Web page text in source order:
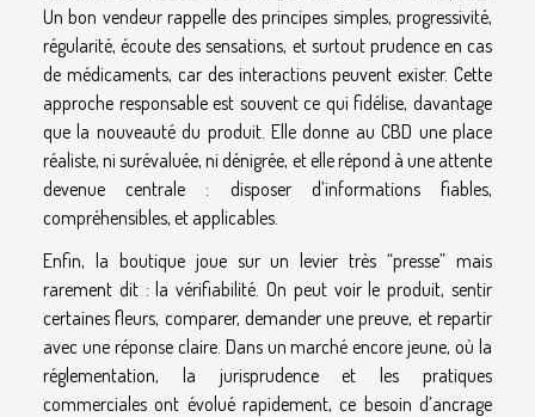
Un bon vendeur rappelle des principes simples, progressivité,
régularité, écoute des sensations, et surtout prudence en cas
de médicaments, car des interactions peuvent exister. Cette
approche responsable est souvent ce qui fidélise, davantage
que la nouveauté du produit. Elle donne au CBD une place
réaliste, ni surévaluée, ni dénigrée, et elle répond à une attente
devenue centrale : disposer d’informations fiables,
compréhensibles, et applicables.
Enfin, la boutique joue sur un levier très “presse” mais
rarement dit : la vérifiabilité. On peut voir le produit, sentir
certaines fleurs, comparer, demander une preuve, et repartir
avec une réponse claire. Dans un marché encore jeune, où la
réglementation, la jurisprudence et les pratiques
commerciales ont évolué rapidement, ce besoin d’ancrage